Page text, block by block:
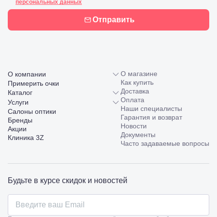
персональных данных
Отправить
О компании
Примерить очки
Каталог
Услуги
Салоны оптики
Бренды
Акции
Клиника 3Z
О магазине
Как купить
Доставка
Оплата
Наши специалисты
Гарантия и возврат
Новости
Документы
Часто задаваемые вопросы
Будьте в курсе скидок и новостей
10/ ул.
38/40
Славянск-
на-Кубани,
ул.
Совхозная,
98/4, литер
А
Соликамск,
ул.
Сочи, ул.
67
ул.
Таманская,
120а